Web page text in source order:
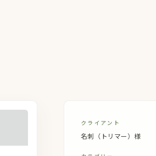
クライアント
名刺（トリマー）様